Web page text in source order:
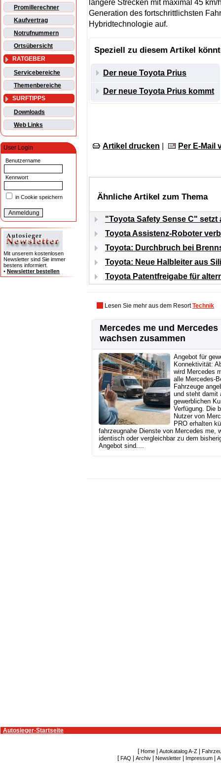
Promillerechner
Kaufvertrag
Notrufnummern
Ortsübersicht
RATGEBER
Servicebereiche
Themenbereiche
SURFTIPPS
Downloads
Web Links
User Login
Benutzername
Kennwort
in Cookie speichern
Mit unserem kostenlosen
Newsletter sind Sie immer
bestens informiert.
• Newsletter bestellen
längere Strecken mit maximal 45
Generation des fortschrittlichsten
Hybridtechnologie auf.
Speziell zu diesem Artikel
Der neue Toyota Prius
Der neue Toyota Prius kommt
Artikel drucken Per E-Mail
Ähnliche Artikel zum Thema
"Toyota Safety Sense C"
Toyota Assistenz-Roboter
Toyota: Durchbruch bei
Toyota: Neue Halbleiter aus
Toyota Patentfreigabe für
Lesen Sie mehr aus dem ResortTechnik
Mercedes me und Mercedes
wachsen zusammen
Angebot für
Konnektivität:
wird Mercedes
alle
Fahrzeuge
und steht damit
gewerblichen
Verfügung. Die
Nutzer von
PRO erhalten
fahrzeugnahe Dienste von Mercedes me,
identisch oder vergleichbar zu dem
Angebot sind....
Autosieger-Startseite
[ Home| Autokatalog A-Z|
[ FAQ Archiv Newsletter Impressum